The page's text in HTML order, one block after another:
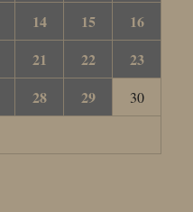
14 15
16
21 22
23
28 29
30